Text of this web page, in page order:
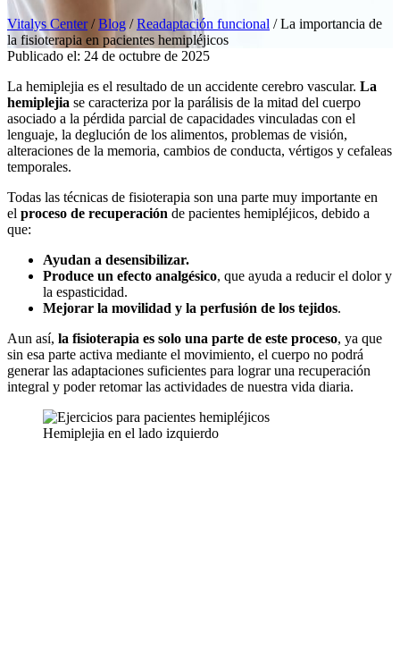
Vitalys Center / Blog / Readaptación funcional /La importancia de
la fisioterapia en pacientes hemipléjicos
Publicado el: 24 de octubre de 2025
La hemiplejia es el resultado de un accidente cerebro vascular. La
hemiplejia se caracteriza por la parálisis de la mitad del cuerpo
asociado a la pérdida parcial de capacidades vinculadas con el
lenguaje, la deglución de los alimentos, problemas de visión,
alteraciones de la memoria, cambios de conducta, vértigos y cefaleas
temporales.
Todas las técnicas de fisioterapia son una parte muy importante en
el proceso de recuperación de pacientes hemipléjicos, debido a
que:
Ayudan a desensibilizar.
Produce un efecto analgésico, que ayuda a reducir el dolor y
la espasticidad.
Mejorar la movilidad y la perfusión de los tejidos.
Aun así, la fisioterapia es solo una parte de este proceso, ya que
sin esa parte activa mediante el movimiento, el cuerpo no podrá
generar las adaptaciones suficientes para lograr una recuperación
integral y poder retomar las actividades de nuestra vida diaria.
Hemiplejia en el lado izquierdo